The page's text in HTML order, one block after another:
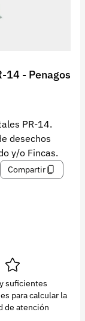
14 - Penagos
PR-14.
desechos
y/o Fincas.
Compartir
suficientes
para calcular la
de atención